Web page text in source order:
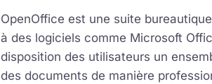
OpenOffice est une suite
à des logiciels comme Microsoft
disposition des utilisateurs un
des documents de manière